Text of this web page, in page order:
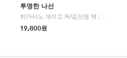
투명한 나선
히가시노 게이고 저/김선영 역
북다
19,800원